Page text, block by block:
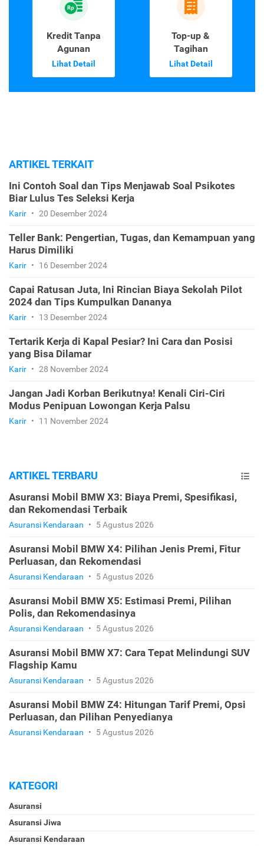
Kredit Tanpa
Agunan
Lihat Detail
Top-up &
Tagihan
Lihat Detail
ARTIKEL TERKAIT
Ini Contoh Soal dan Tips Menjawab Soal Psikotes
Biar Lulus Tes Seleksi Kerja
Karir • 20 Desember 2024
Teller Bank: Pengertian, Tugas, dan Kemampuan yang
Harus Dimiliki
Karir • 16 Desember 2024
Capai Ratusan Juta, Ini Rincian Biaya Sekolah Pilot
2024 dan Tips Kumpulkan Dananya
Karir • 13 Desember 2024
Tertarik Kerja di Kapal Pesiar? Ini Cara dan Posisi
yang Bisa Dilamar
Karir • 28 November 2024
Jangan Jadi Korban Berikutnya! Kenali Ciri-Ciri
Modus Penipuan Lowongan Kerja Palsu
Karir • 11 November 2024
ARTIKEL TERBARU
Asuransi Mobil BMW X3: Biaya Premi, Spesifikasi,
dan Rekomendasi Terbaik
Asuransi Kendaraan • 5 Agustus 2026
Asuransi Mobil BMW X4: Pilihan Jenis Premi, Fitur
Perluasan, dan Rekomendasi
Asuransi Kendaraan • 5 Agustus 2026
Asuransi Mobil BMW X5: Estimasi Premi, Pilihan
Polis, dan Rekomendasinya
Asuransi Kendaraan • 5 Agustus 2026
Asuransi Mobil BMW X7: Cara Tepat Melindungi SUV
Flagship Kamu
Asuransi Kendaraan • 5 Agustus 2026
Asuransi Mobil BMW Z4: Hitungan Tarif Premi, Opsi
Perluasan, dan Pilihan Penyedianya
Asuransi Kendaraan • 5 Agustus 2026
KATEGORI
Asuransi
Asuransi Jiwa
Asuransi Kendaraan